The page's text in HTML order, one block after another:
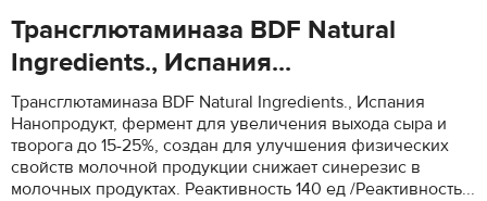
Трансглютаминаза BDF Natural
Ingredients., Испания...
Трансглютаминаза BDF Natural Ingredients., Испания
Нанопродукт, фермент для увеличения выхода сыра и
творога до 15-25%, создан для улучшения физических
свойств молочной продукции cнижает синерезис в
молочных продуктах. Реактивность 140 ед /Реактивность...